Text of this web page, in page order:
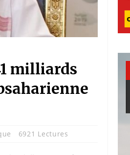
milliards
6921 Lectures